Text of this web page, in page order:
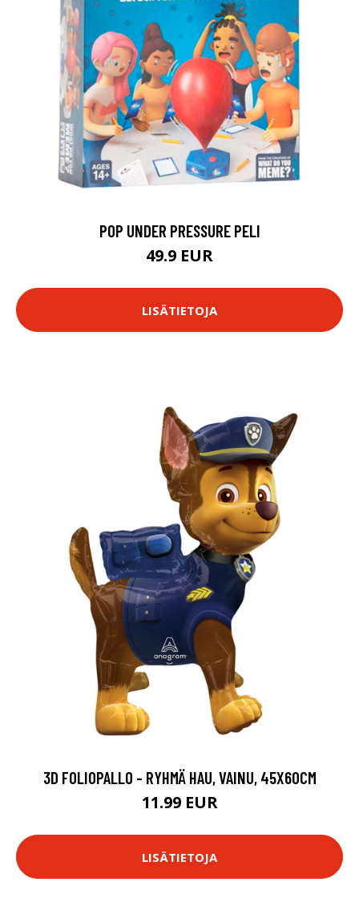
POP UNDER PRESSURE PELI
49.9 EUR
LISÄTIETOJA
3D FOLIOPALLO - RYHMÄ HAU, VAINU, 45X60CM
11.99 EUR
LISÄTIETOJA